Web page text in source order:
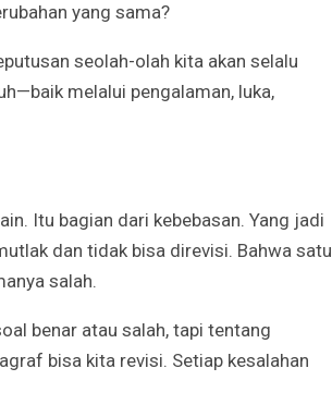
yang sama?
seolah-olah kita akan selalu
melalui pengalaman, luka,
Itu bagian dari kebebasan. Yang jadi
dan tidak bisa direvisi. Bahwa satu
salah.
benar atau salah, tapi tentang
bisa kita revisi. Setiap kesalahan